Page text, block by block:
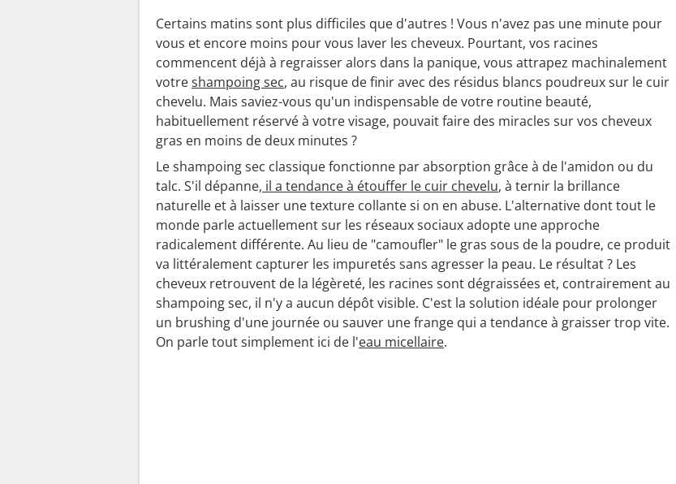
Certains matins sont plus difficiles que d'autres ! Vous n'avez pas une minute pour
vous et encore moins pour vous laver les cheveux. Pourtant, vos racines
commencent déjà à regraisser alors dans la panique, vous attrapez machinalement
votreshampoing sec, au risque de finir avec des résidus blancs poudreux sur le cuir
chevelu. Mais saviez-vous qu'un indispensable de votre routine beauté,
habituellement réservé à votre visage, pouvait faire des miracles sur vos cheveux
gras en moins de deux minutes ?
Le shampoing sec classique fonctionne par absorption grâce à de l'amidon ou du
talc. S'il dépanne, il a tendance à étouffer le cuir chevelu, à ternir la brillance
naturelle et à laisser une texture collante si on en abuse. L'alternative dont tout le
monde parle actuellement sur les réseaux sociaux adopte une approche
radicalement différente. Au lieu de "camoufler" le gras sous de la poudre, ce produit
va littéralement capturer les impuretés sans agresser la peau. Le résultat ? Les
cheveux retrouvent de la légèreté, les racines sont dégraissées et, contrairement au
shampoing sec, il n'y a aucun dépôt visible. C'est la solution idéale pour prolonger
un brushing d'une journée ou sauver une frange qui a tendance à graisser trop vite.
On parle tout simplement ici de l'eau micellaire.